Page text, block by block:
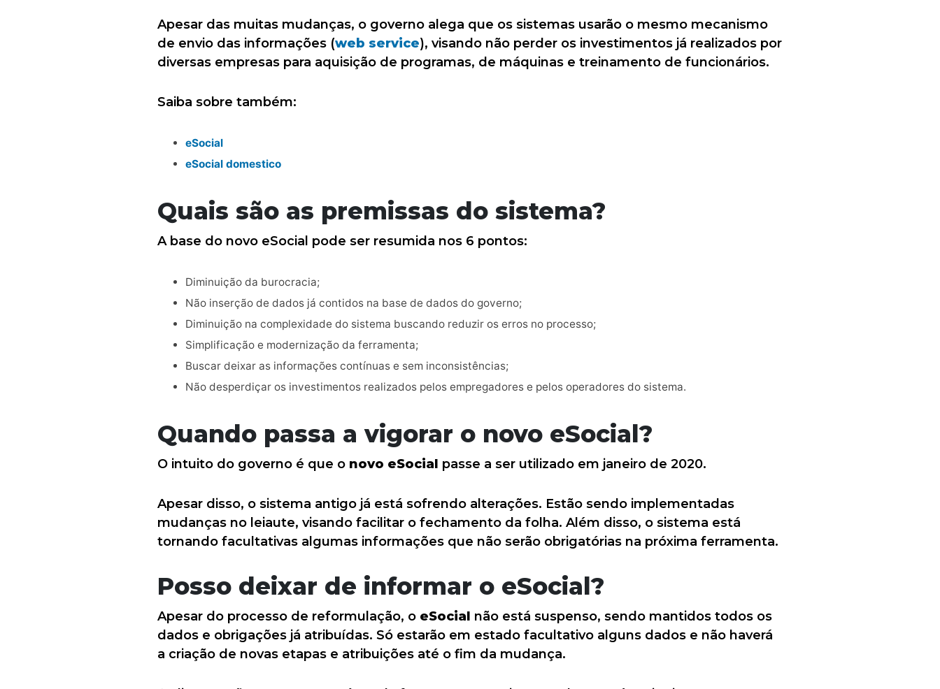
Apesar das muitas mudanças, o governo alega que os sistemas usarão o mesmo mecanismo
de envio das informações (web service), visando não perder os investimentos já realizados por
diversas empresas para aquisição de programas, de máquinas e treinamento de funcionários.
Saiba sobre também:
eSocial
eSocial domestico
Quais são as premissas do sistema?
A base do novo eSocial pode ser resumida nos 6 pontos:
Diminuição da burocracia;
Não inserção de dados já contidos na base de dados do governo;
Diminuição na complexidade do sistema buscando reduzir os erros no processo;
Simplificação e modernização da ferramenta;
Buscar deixar as informações contínuas e sem inconsistências;
Não desperdiçar os investimentos realizados pelos empregadores e pelos operadores do sistema.
Quando passa a vigorar o novo eSocial?
O intuito do governo é que o novo eSocial passe a ser utilizado em janeiro de 2020.
Apesar disso, o sistema antigo já está sofrendo alterações. Estão sendo implementadas
mudanças no leiaute, visando facilitar o fechamento da folha. Além disso, o sistema está
tornando facultativas algumas informações que não serão obrigatórias na próxima ferramenta.
Posso deixar de informar o eSocial?
Apesar do processo de reformulação, o eSocial não está suspenso, sendo mantidos todos os
dados e obrigações já atribuídas. Só estarão em estado facultativo alguns dados e não haverá
a criação de novas etapas e atribuições até o fim da mudança.